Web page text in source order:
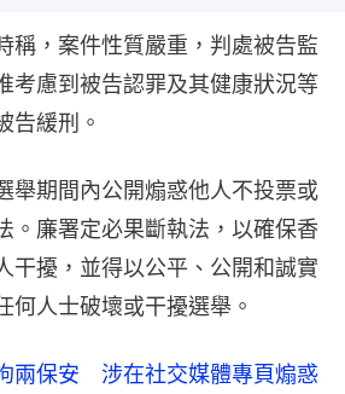
稱，案件性質嚴重，判處被告監
考慮到被告認罪及其健康狀況等
告緩刑。
舉期間內公開煽惑他人不投票或
。廉署定必果斷執法，以確保香
干擾，並得以公平、公開和誠實
何人士破壞或干擾選舉。
兩保安 涉在社交媒體專頁煽惑